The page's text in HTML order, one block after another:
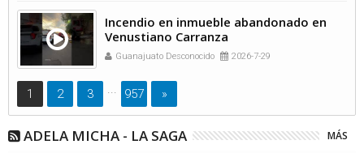
Incendio en inmueble abandonado en
Venustiano Carranza
Guanajuato Desconocido 2026-7-29
1 2 3 ... 957 »
ADELA MICHA - LA SAGA MÁS